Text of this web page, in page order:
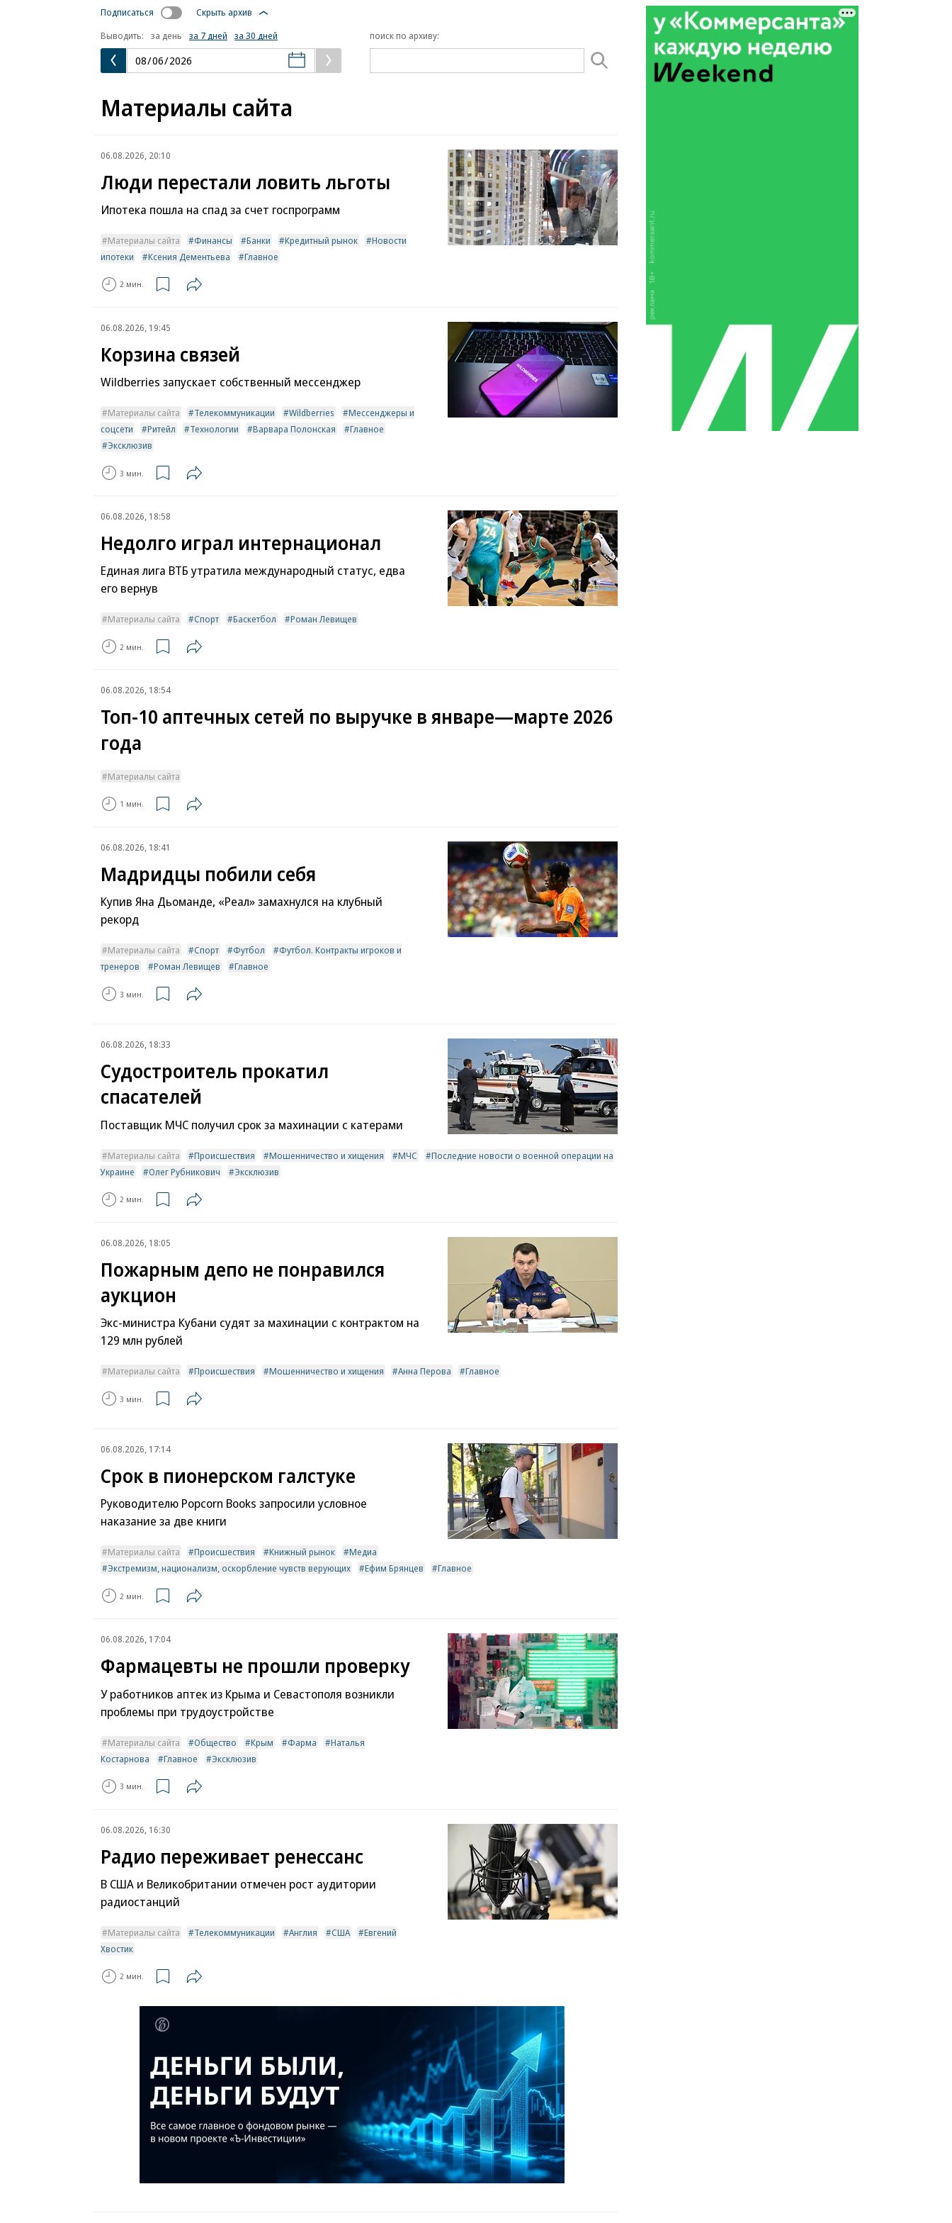
Подписаться
Скрыть архив
Выводить:
за день за 7 дней за 30 дней поиск по архиву:
Материалы сайта
06.08.2026, 20:10
Люди перестали ловить льготы
Ипотека пошла на спад за счет госпрограмм
Материалы сайта Финансы Банки Кредитный рынок
Новости
ипотеки
Ксения Дементьева Главное
2 мин.
06.08.2026, 19:45
Корзина связей
Wildberries запускает собственный мессенджер
Материалы сайта Телекоммуникации Wildberries
Мессенджеры и
соцсети
Ритейл Технологии Варвара Полонская
Главное
Эксклюзив
3 мин.
06.08.2026, 18:58
Недолго играл интернационал
Единая лига ВТБ утратила международный статус, едва
его вернув
Материалы сайта Спорт Баскетбол Роман Левищев
2 мин.
06.08.2026, 18:54
Топ-10 аптечных сетей по выручке в январе—марте 2026
года
Материалы сайта
1 мин.
06.08.2026, 18:41
Мадридцы побили себя
Купив Яна Дьоманде, «Реал» замахнулся на клубный
рекорд
Материалы сайта Спорт Футбол
Футбол. Контракты игроков и
тренеров
Роман Левищев Главное
3 мин.
06.08.2026, 18:33
Судостроитель прокатил
спасателей
Поставщик МЧС получил срок за махинации с катерами
Материалы сайта Происшествия Мошенничество и хищения МЧС
Последние новости о военной операции на
Украине
Олег Рубникович Эксклюзив
2 мин.
06.08.2026, 18:05
Пожарным депо не понравился
аукцион
Экс-министра Кубани судят за махинации с контрактом на
129 млн рублей
Материалы сайта Происшествия Мошенничество и хищения Анна Перова Главное
3 мин.
06.08.2026, 17:14
Срок в пионерском галстуке
Руководителю Popcorn Books запросили условное
наказание за две книги
Материалы сайта Происшествия Книжный рынок
Медиа
Экстремизм, национализм, оскорбление чувств верующих
Ефим Брянцев Главное
2 мин.
06.08.2026, 17:04
Фармацевты не прошли проверку
У работников аптек из Крыма и Севастополя возникли
проблемы при трудоустройстве
Материалы сайта Общество Крым Фарма
Наталья
Костарнова
Главное Эксклюзив
3 мин.
06.08.2026, 16:30
Радио переживает ренессанс
В США и Великобритании отмечен рост аудитории
радиостанций
Материалы сайта Телекоммуникации Англия США
Евгений
Хвостик
2 мин.